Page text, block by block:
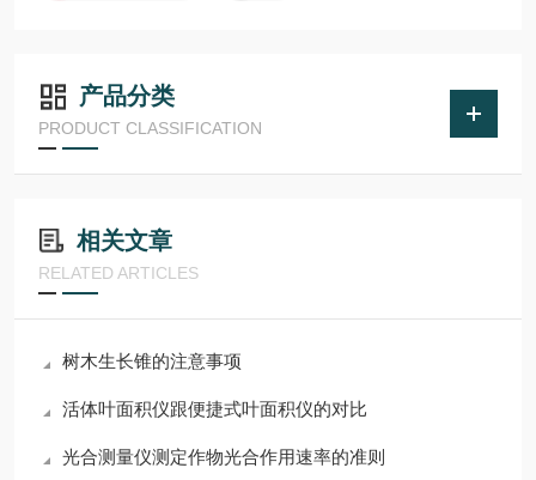
产品分类
PRODUCT CLASSIFICATION
相关文章
RELATED ARTICLES
树木生长锥的注意事项
活体叶面积仪跟便捷式叶面积仪的对比
光合测量仪测定作物光合作用速率的准则